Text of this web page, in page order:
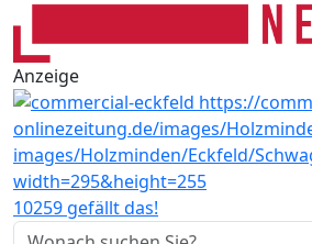
Anzeige
10259 gefällt das!